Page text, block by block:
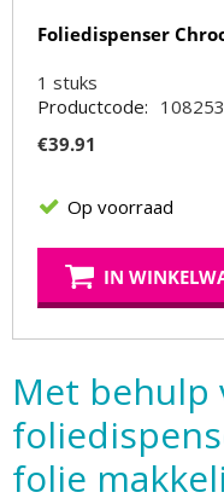
Foliedispenser
1 stuks
Productcode: 108253
€39.91
Op voorraad
IN
Met behulp
folie